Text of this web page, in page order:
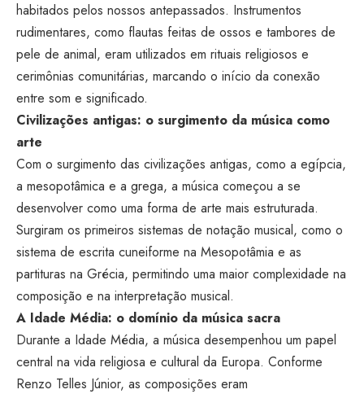
habitados pelos nossos antepassados. Instrumentos
rudimentares, como flautas feitas de ossos e tambores de
pele de animal, eram utilizados em rituais religiosos e
cerimônias comunitárias, marcando o início da conexão
entre som e significado.
Civilizações antigas: o surgimento da música como
arte
Com o surgimento das civilizações antigas, como a egípcia,
a mesopotâmica e a grega, a música começou a se
desenvolver como uma forma de arte mais estruturada.
Surgiram os primeiros sistemas de notação musical, como o
sistema de escrita cuneiforme na Mesopotâmia e as
partituras na Grécia, permitindo uma maior complexidade na
composição e na interpretação musical.
A Idade Média: o domínio da música sacra
Durante a Idade Média, a música desempenhou um papel
central na vida religiosa e cultural da Europa. Conforme
Renzo Telles Júnior, as composições eram